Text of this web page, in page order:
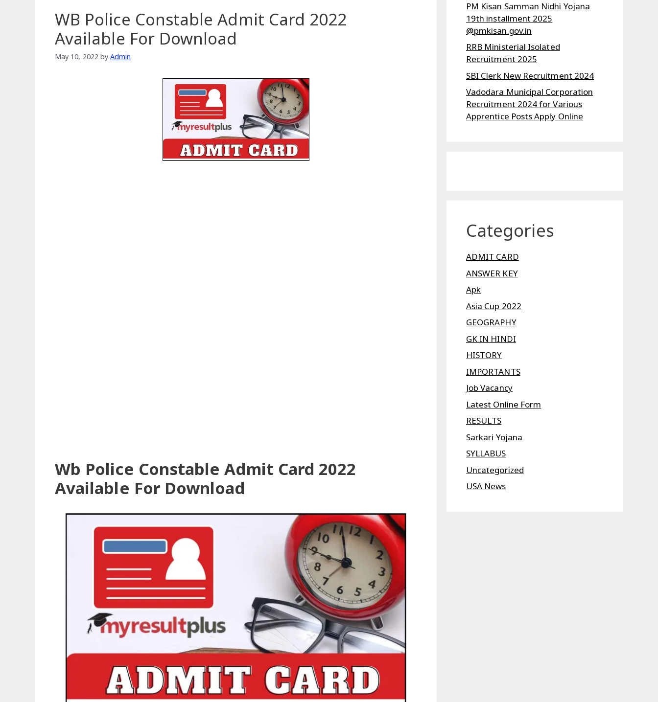
WB Police Constable Admit Card 2022
Available For Download
May 10, 2022 byAdmin
Wb Police Constable Admit Card 2022
Available For Download
PM Kisan Samman Nidhi Yojana
19th installment 2025
@pmkisan.gov.in
RRB Ministerial Isolated
Recruitment 2025
SBI Clerk New Recruitment 2024
Vadodara Municipal Corporation
Recruitment 2024 for Various
Apprentice Posts Apply Online
Categories
ADMIT CARD
ANSWER KEY
Apk
Asia Cup 2022
GEOGRAPHY
GK IN HINDI
HISTORY
IMPORTANTS
Job Vacancy
Latest Online Form
RESULTS
Sarkari Yojana
SYLLABUS
Uncategorized
USA News